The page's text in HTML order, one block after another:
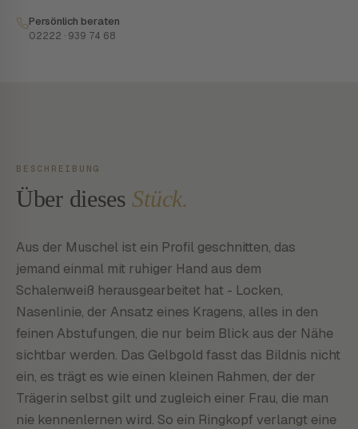
Persönlich beraten
02222 · 939 74 68
BESCHREIBUNG
Über dieses Stück.
Aus der Muschel ist ein Profil geschnitten, das
jemand einmal mit ruhiger Hand aus dem
Schalenweiß herausgearbeitet hat - Locken,
Nasenlinie, der Ansatz eines Kragens, alles in den
feinen Abstufungen, die nur beim Blick aus der Nähe
sichtbar werden. Das Gelbgold fasst das Bildnis nicht
ein, es trägt es wie einen kleinen Rahmen, der der
Trägerin selbst gilt und zugleich einer Frau, die man
nie kennenlernen wird. So ein Ringkopf verlangt eine